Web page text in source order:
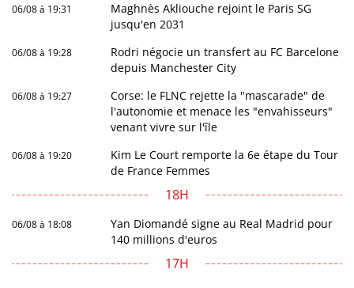
06/08 à 19:31
Maghnès Akliouche rejoint le Paris SG
jusqu'en 2031
06/08 à 19:28
Rodri négocie un transfert au FC Barcelone
depuis Manchester City
06/08 à 19:27
Corse: le FLNC rejette la "mascarade" de
l'autonomie et menace les "envahisseurs"
venant vivre sur l'île
06/08 à 19:20
Kim Le Court remporte la 6e étape du Tour
de France Femmes
18H
06/08 à 18:08
Yan Diomandé signe au Real Madrid pour
140 millions d'euros
17H